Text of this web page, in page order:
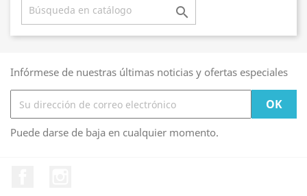

Infórmese de nuestras últimas noticias y ofertas especiales
Puede darse de baja en cualquier momento.